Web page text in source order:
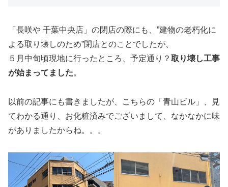
「長咲や 千葉中央店」の閉店の際にも、”建物の老朽化に
よる取り壊しのため”閉店とのことでしたが、
５月中旬頃現地に行ったところ、予定通り？ 取り壊し工事
が始まってました。
以前の記事にも書きましたが、こちらの「青山ビル」、見
てわかる通り、お化粧済みでございまして、なかなかに味
がありましたからね。。。